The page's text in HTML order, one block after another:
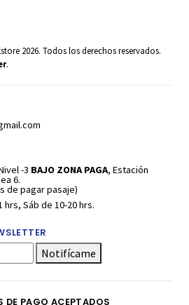
2026. Todos los derechos reservados.
.
-3 BAJO ZONA PAGA, Estación
6.
de pagar pasaje)
hrs, Sáb de 10-20 hrs.
Notifícame
DE PAGO ACEPTADOS